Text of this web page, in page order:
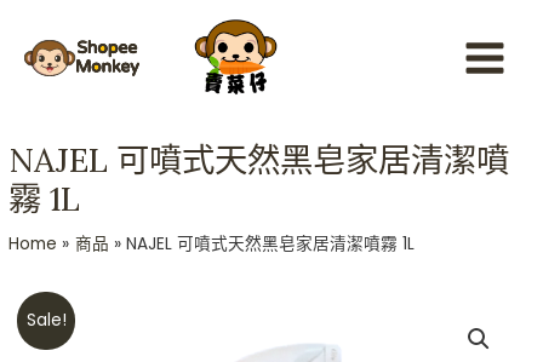
content
Menu
NAJEL 可噴式天然黑皂家居清潔噴
霧 1L
Home 商品 NAJEL 可噴式天然黑皂家居清潔噴霧 1L
Sale!
price
NAJEL
可